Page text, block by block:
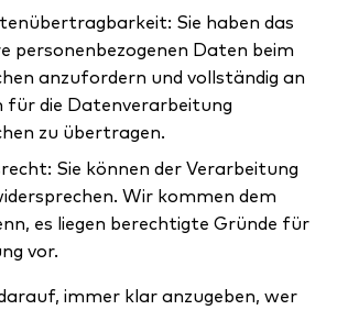
Sie haben das
personenbezogenen Daten beim
anzufordern und vollständig an
für die Datenverarbeitung
zu übertragen.
Sie können der Verarbeitung
Wir kommen dem
es liegen berechtigte Gründe für
vor.
immer klar anzugeben, wer